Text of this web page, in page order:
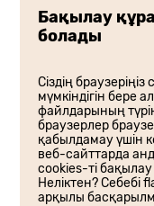
Бақылау
болады
Сіздің
мүмкіндігін бере
файлдарының
браузерлер
қабылдамау үшін
веб-сайттарда
cookies-ті
Неліктен? Себебі
арқылы